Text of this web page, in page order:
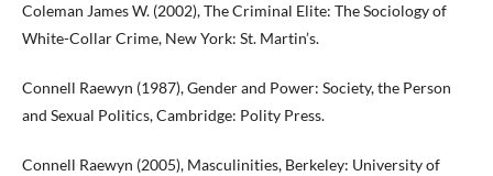
Coleman James W. (2002), The Criminal Elite: The Sociology of
White-Collar Crime, New York: St. Martin’s.
Connell Raewyn (1987), Gender and Power: Society, the Person
and Sexual Politics, Cambridge: Polity Press.
Connell Raewyn (2005), Masculinities, Berkeley: University of